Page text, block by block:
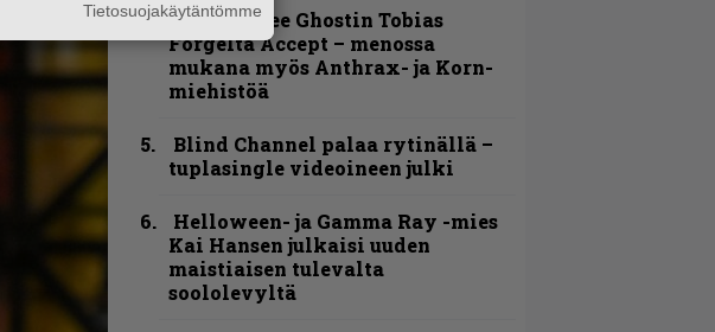
Näin lähtee Ghostin Tobias
Forgelta Accept – menossa
mukana myös Anthrax- ja Korn-
miehistöä
Blind Channel palaa rytinällä –
tuplasingle videoineen julki
Helloween- ja Gamma Ray -mies
Kai Hansen julkaisi uuden
maistiaisen tulevalta
soololevyltä
Tietosuojakäytäntömme